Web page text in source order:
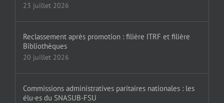
23 juillet 2026
Reclassement après promotion : filière ITRF et filière
Bibliothèques
20 juillet 2026
Commissions administratives paritaires nationales : les
élu·es du SNASUB-FSU